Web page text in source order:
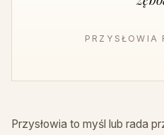
PRZYSŁOWIA
Przysłowia to myśl lub rada